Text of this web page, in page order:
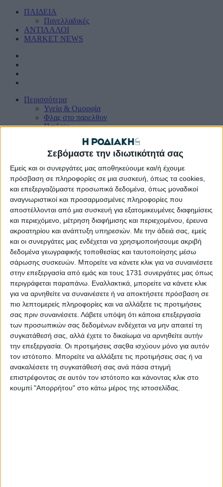
Σεβόμαστε την ιδιωτικότητά σας
Εμείς και οι συνεργάτες μας αποθηκεύουμε και/ή έχουμε
πρόσβαση σε πληροφορίες σε μια συσκευή, όπως τα cookies,
και επεξεργαζόμαστε προσωπικά δεδομένα, όπως μοναδικοί
αναγνωριστικοί και προσαρμοσμένες πληροφορίες που
αποστέλλονται από μια συσκευή για εξατομικευμένες διαφημίσεις
και περιεχόμενο, μέτρηση διαφήμισης και περιεχομένου, έρευνα
ακροατηρίου και ανάπτυξη υπηρεσιών. Με την άδειά σας, εμείς
και οι συνεργάτες μας ενδέχεται να χρησιμοποιήσουμε ακριβή
δεδομένα γεωγραφικής τοποθεσίας και ταυτοποίησης μέσω
σάρωσης συσκευών. Μπορείτε να κάνετε κλικ για να συναινέσετε
στην επεξεργασία από εμάς και τους 1731 συνεργάτες μας όπως
περιγράφεται παραπάνω. Εναλλακτικά, μπορείτε να κάνετε κλικ
για να αρνηθείτε να συναινέσετε ή να αποκτήσετε πρόσβαση σε
πιο λεπτομερείς πληροφορίες και να αλλάξετε τις προτιμήσεις
σας πριν συναινέσετε. Λάβετε υπόψη ότι κάποια επεξεργασία
των προσωπικών σας δεδομένων ενδέχεται να μην απαιτεί τη
συγκατάθεσή σας, αλλά έχετε το δικαίωμα να αρνηθείτε αυτήν
την επεξεργασία. Οι προτιμήσεις σαςθα ισχύουν μόνο για αυτόν
τον ιστότοπο. Μπορείτε να αλλάξετε τις προτιμήσεις σας ή να
ανακαλέσετε τη συγκατάθεσή σας ανά πάσα στιγμή
επιστρέφοντας σε αυτόν τον ιστότοπο και κάνοντας κλικ στο
κουμπί "Απορρήτου" στο κάτω μέρος της ιστοσελίδας.
ΠΑΙΔΕΙΑ
Πανελλαδικές
ΑΝΤΙΛΑΛΟΙ
MARKET NEWS
Περισσότερα
Υγεία & Oμορφία
Φλας στο παρελθον
Παιδεiα
Γαστρονομiα
Οικολογiα
Ψυχαγωγiα
Μ. Κόνσολας: «Νομοθετική ρύθμιση για να τερματιστεί η
διεκδίκηση ιδιωτικών περιουσιών από το Δημόσιο»
Α- Α+